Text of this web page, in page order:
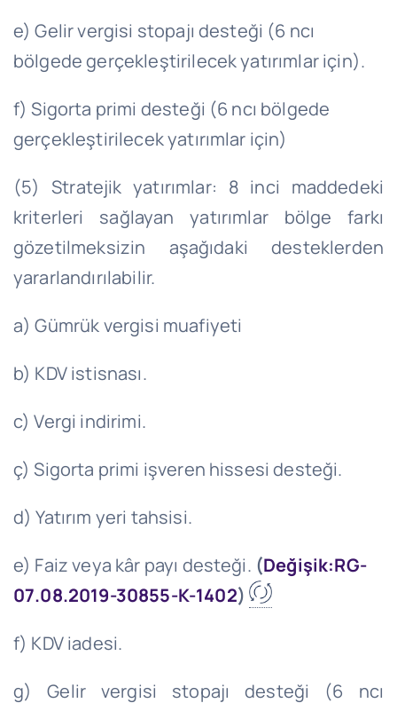
e) Gelir vergisi stopajı desteği (6 ncı
bölgede gerçekleştirilecek yatırımlar için).
f) Sigorta primi desteği (6 ncı bölgede
gerçekleştirilecek yatırımlar için)
(5) Stratejik yatırımlar: 8 inci maddedeki
kriterleri sağlayan yatırımlar bölge farkı
gözetilmeksizin aşağıdaki desteklerden
yararlandırılabilir.
a) Gümrük vergisi muafiyeti
b) KDV istisnası.
c) Vergi indirimi.
ç) Sigorta primi işveren hissesi desteği.
d) Yatırım yeri tahsisi.
e) Faiz veya kâr payı desteği. (Değişik:RG-
07.08.2019-30855-K-1402)
f) KDV iadesi.
g) Gelir vergisi stopajı desteği (6 ncı